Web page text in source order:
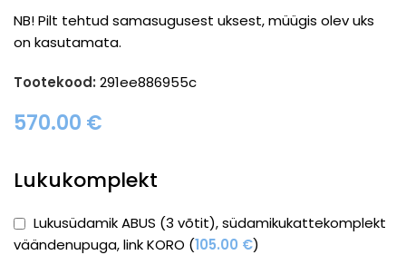
NB! Pilt tehtud samasugusest uksest, müügis olev uks
on kasutamata.
Tootekood: 291ee886955c
570.00 €
Lukukomplekt
Lukusüdamik ABUS (3 võtit), südamikukattekomplekt
väändenupuga, link KORO (105.00 €)